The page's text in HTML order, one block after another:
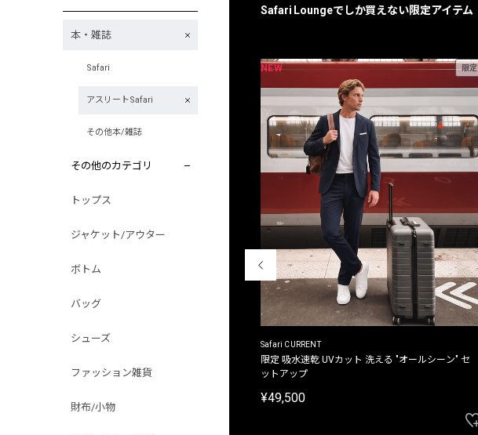
本・雑誌
Safari
アスリートSafari
その他本/雑誌
その他のカテゴリ
トップス
ジャケット/アウター
ボトム
バッグ
シューズ
ファッション雑貨
財布/小物
Safari Loungeでしか買えない限定アイテム
NEW 限定
Safari CURRENT
限定 吸水速乾 UVカット 洗える "オールシーン" セ
ットアップ
¥49,500